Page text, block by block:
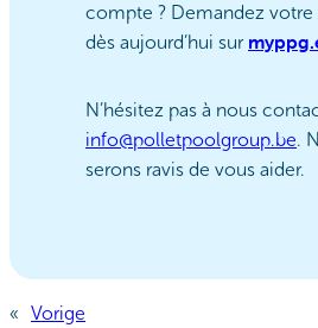
compte ? Demandez votre
dès aujourd’hui sur
N’hésitez pas à nous
info@polletpoolgroup.be.
serons ravis de vous aider.
« Vorige